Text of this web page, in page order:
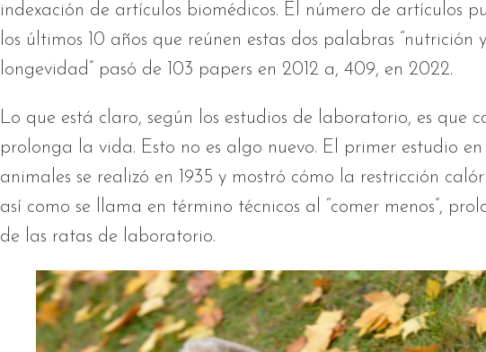
indexación de artículos biomédicos. El número de artículos
los últimos 10 años que reúnen estas dos palabras “nutrición y
longevidad” pasó de 103 papers en 2012 a, 409, en 2022.
Lo que está claro, según los estudios de laboratorio, es que
prolonga la vida. Esto no es algo nuevo. El primer estudio en
animales se realizó en 1935 y mostró cómo la restricción
así como se llama en término técnicos al “comer menos”,
de las ratas de laboratorio.